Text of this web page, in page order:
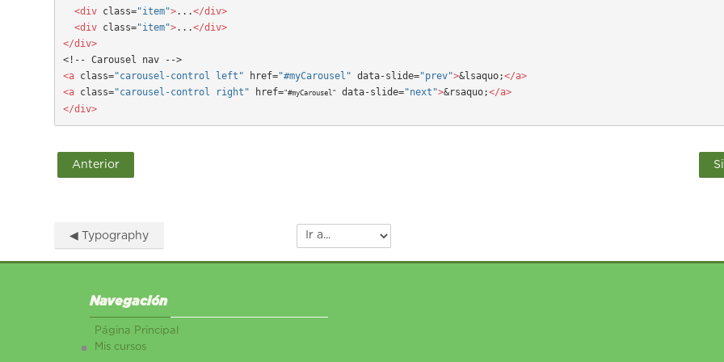
  <div
class="item">...</div>
  <div
class="item">...</div>
</div>
<!-- Carousel nav -->
<a class="carousel-control left" href="#myCarousel" data-slide="prev">&lsaquo;</a>
<a class="carousel-control right" href="#myCarousel" data-slide="next">&rsaquo;</a>
</div>
Anterior
◀︎ Typography
Navegación
Página Principal
Mis cursos